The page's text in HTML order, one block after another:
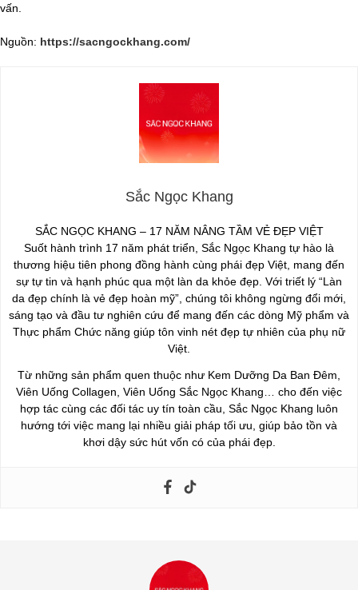
vấn.
Nguồn: https://sacngockhang.com/
Sắc Ngọc Khang
SẮC NGỌC KHANG – 17 NĂM NÂNG TẦM VẺ ĐẸP VIỆT
Suốt hành trình 17 năm phát triển, Sắc Ngọc Khang tự hào là
thương hiệu tiên phong đồng hành cùng phái đẹp Việt, mang đến
sự tự tin và hạnh phúc qua một làn da khỏe đẹp. Với triết lý “Làn
da đẹp chính là vẻ đẹp hoàn mỹ”, chúng tôi không ngừng đổi mới,
sáng tạo và đầu tư nghiên cứu để mang đến các dòng Mỹ phẩm và
Thực phẩm Chức năng giúp tôn vinh nét đẹp tự nhiên của phụ nữ
Việt.
Từ những sản phẩm quen thuộc như Kem Dưỡng Da Ban Đêm,
Viên Uống Collagen, Viên Uống Sắc Ngọc Khang… cho đến việc
hợp tác cùng các đối tác uy tín toàn cầu, Sắc Ngọc Khang luôn
hướng tới việc mang lại nhiều giải pháp tối ưu, giúp bảo tồn và
khơi dậy sức hút vốn có của phái đẹp.